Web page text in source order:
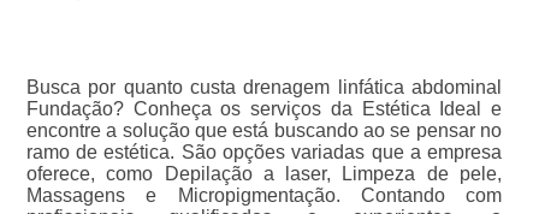
Busca por quanto custa drenagem linfática abdominal
Fundação? Conheça os serviços da Estética Ideal e
encontre a solução que está buscando ao se pensar no
ramo de estética. São opções variadas que a empresa
oferece, como Depilação a laser, Limpeza de pele,
Massagens e Micropigmentação. Contando com